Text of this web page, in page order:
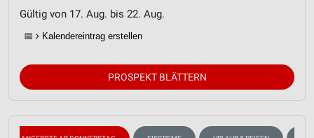
Gültig von 17. Aug. bis 22. Aug.
📅 Kalendereintrag erstellen
PROSPEKT BLÄTTERN